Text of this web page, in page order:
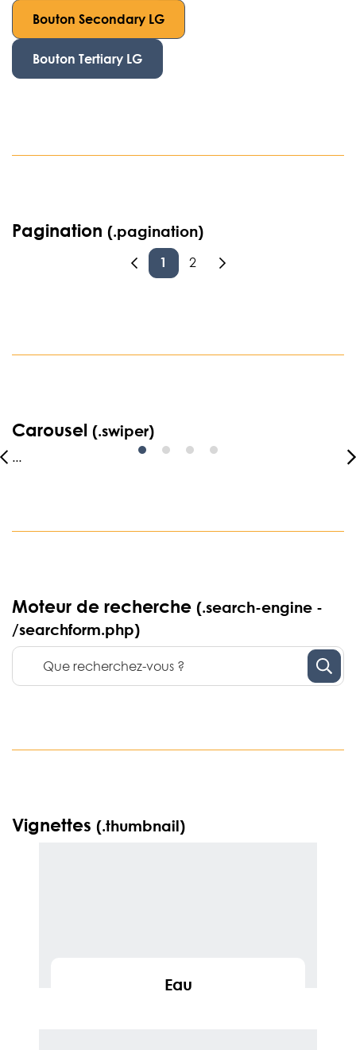
Bouton Secondary LG
Bouton Tertiary LG
Pagination (.pagination)
1 2
Carousel (.swiper)
...
Moteur de recherche (.search-engine -
/searchform.php)
Recherche :
Vignettes (.thumbnail)
Eau